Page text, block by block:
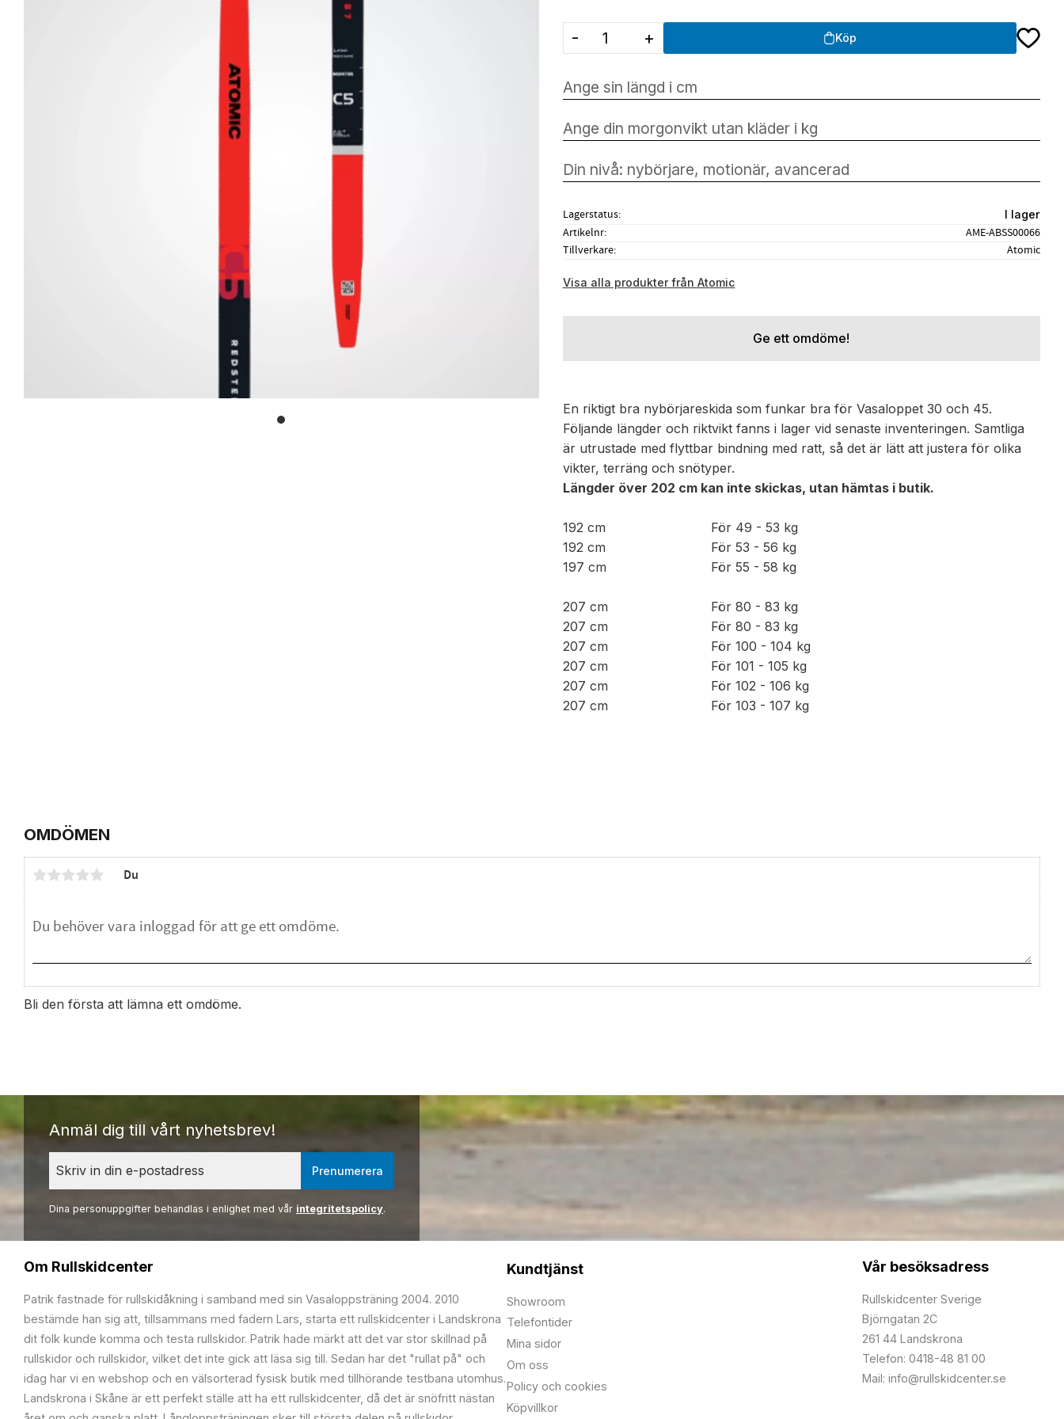
+
- Köp Lägg
Lagerstatus I lager
Artikelnr
AME-ABSS00066
Tillverkare
Atomic
Visa alla produkter från Atomic
Ge ett omdöme!
En riktigt bra nybörjareskida som funkar bra för Vasaloppet 30 och 45.
Följande längder och riktvikt fanns i lager vid senaste inventeringen. Samtliga
är utrustade med flyttbar bindning med ratt, så det är lätt att justera för olika
vikter, terräng och snötyper.
Längder över 202 cm kan inte skickas, utan hämtas i butik.
192 cm
För 49 - 53 kg
192 cm
För 53 - 56 kg
197 cm
För 55 - 58 kg
207 cm
För 80 - 83 kg
207 cm
För 80 - 83 kg
207 cm
För 100 - 104 kg
207 cm
För 101 - 105 kg
207 cm
För 102 - 106 kg
207 cm
För 103 - 107 kg
OMDÖMEN
Du
Bli den första att lämna ett omdöme.
Anmäl dig till vårt nyhetsbrev!
Prenumerera
Dina personuppgifter behandlas i enlighet med vår integritetspolicy.
Om Rullskidcenter
Patrik fastnade för rullskidåkning i samband med sin Vasaloppsträning 2004. 2010
bestämde han sig att, tillsammans med fadern Lars, starta ett rullskidcenter i Landskrona
dit folk kunde komma och testa rullskidor. Patrik hade märkt att det var stor skillnad på
rullskidor och rullskidor, vilket det inte gick att läsa sig till. Sedan har det "rullat på" och
idag har vi en webshop och en välsorterad fysisk butik med tillhörande testbana utomhus.
Landskrona i Skåne är ett perfekt ställe att ha ett rullskidcenter, då det är snöfritt nästan
Kundtjänst
Showroom
Telefontider
Mina sidor
Om oss
Policy och cookies
Köpvillkor
Vår besöksadress
Rullskidcenter Sverige
Björngatan 2C
261 44 Landskrona
Telefon: 0418-48 81 00
Mail: info@rullskidcenter.se